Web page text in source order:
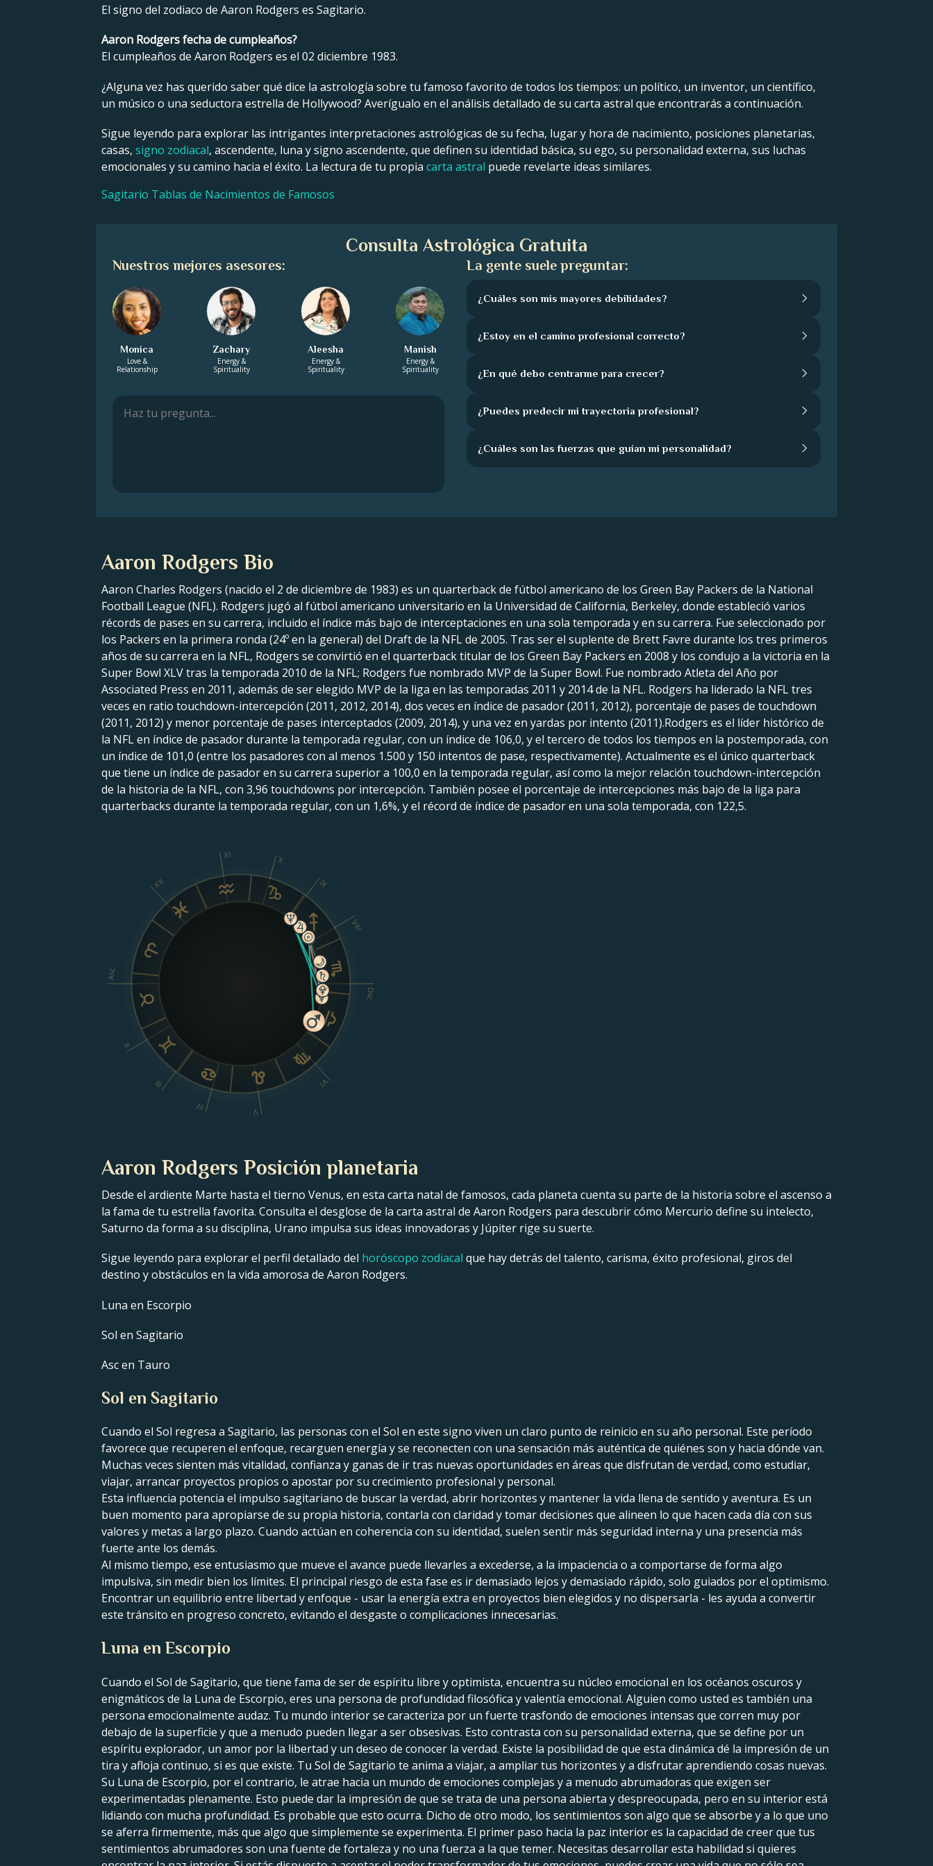
El signo del zodiaco de Aaron Rodgers es Sagitario.
Aaron Rodgers fecha de cumpleaños?
El cumpleaños de Aaron Rodgers es el 02 diciembre 1983.
¿Alguna vez has querido saber qué dice la astrología sobre tu famoso favorito de todos los tiempos: un político, un inventor, un científico,
un músico o una seductora estrella de Hollywood? Averígualo en el análisis detallado de su carta astral que encontrarás a continuación.
Sigue leyendo para explorar las intrigantes interpretaciones astrológicas de su fecha, lugar y hora de nacimiento, posiciones planetarias,
casas, signo zodiacal, ascendente, luna y signo ascendente, que definen su identidad básica, su ego, su personalidad externa, sus luchas
emocionales y su camino hacia el éxito. La lectura de tu propia carta astral puede revelarte ideas similares.
Sagitario Tablas de Nacimientos de Famosos
Consulta Astrológica Gratuita
Nuestros mejores asesores:
Monica
Love &
Relationship
Zachary
Energy &
Spirituality
Aleesha
Energy &
Spirituality
Manish
Energy &
Spirituality
La gente suele preguntar:
¿Cuáles son mis mayores debilidades?
¿Estoy en el camino profesional correcto?
¿En qué debo centrarme para crecer?
¿Puedes predecir mi trayectoria profesional?
¿Cuáles son las fuerzas que guían mi personalidad?
Aaron Rodgers Bio
Aaron Charles Rodgers (nacido el 2 de diciembre de 1983) es un quarterback de fútbol americano de los Green Bay Packers de la National
Football League (NFL). Rodgers jugó al fútbol americano universitario en la Universidad de California, Berkeley, donde estableció varios
récords de pases en su carrera, incluido el índice más bajo de interceptaciones en una sola temporada y en su carrera. Fue seleccionado por
los Packers en la primera ronda (24º en la general) del Draft de la NFL de 2005. Tras ser el suplente de Brett Favre durante los tres primeros
años de su carrera en la NFL, Rodgers se convirtió en el quarterback titular de los Green Bay Packers en 2008 y los condujo a la victoria en la
Super Bowl XLV tras la temporada 2010 de la NFL; Rodgers fue nombrado MVP de la Super Bowl. Fue nombrado Atleta del Año por
Associated Press en 2011, además de ser elegido MVP de la liga en las temporadas 2011 y 2014 de la NFL. Rodgers ha liderado la NFL tres
veces en ratio touchdown-intercepción (2011, 2012, 2014), dos veces en índice de pasador (2011, 2012), porcentaje de pases de touchdown
(2011, 2012) y menor porcentaje de pases interceptados (2009, 2014), y una vez en yardas por intento (2011).Rodgers es el líder histórico de
la NFL en índice de pasador durante la temporada regular, con un índice de 106,0, y el tercero de todos los tiempos en la postemporada, con
un índice de 101,0 (entre los pasadores con al menos 1.500 y 150 intentos de pase, respectivamente). Actualmente es el único quarterback
que tiene un índice de pasador en su carrera superior a 100,0 en la temporada regular, así como la mejor relación touchdown-intercepción
de la historia de la NFL, con 3,96 touchdowns por intercepción. También posee el porcentaje de intercepciones más bajo de la liga para
quarterbacks durante la temporada regular, con un 1,6%, y el récord de índice de pasador en una sola temporada, con 122,5.
Asc
II
III
IV V
VI
Dsc
VIII
IX
X
XI
XII
Aaron Rodgers Posición planetaria
Desde el ardiente Marte hasta el tierno Venus, en esta carta natal de famosos, cada planeta cuenta su parte de la historia sobre el ascenso a
la fama de tu estrella favorita. Consulta el desglose de la carta astral de Aaron Rodgers para descubrir cómo Mercurio define su intelecto,
Saturno da forma a su disciplina, Urano impulsa sus ideas innovadoras y Júpiter rige su suerte.
Sigue leyendo para explorar el perfil detallado del horóscopo zodiacal que hay detrás del talento, carisma, éxito profesional, giros del
destino y obstáculos en la vida amorosa de Aaron Rodgers.
Luna en Escorpio
Sol en Sagitario
Asc en Tauro
Sol en Sagitario
Cuando el Sol regresa a Sagitario, las personas con el Sol en este signo viven un claro punto de reinicio en su año personal. Este período
favorece que recuperen el enfoque, recarguen energía y se reconecten con una sensación más auténtica de quiénes son y hacia dónde van.
Muchas veces sienten más vitalidad, confianza y ganas de ir tras nuevas oportunidades en áreas que disfrutan de verdad, como estudiar,
viajar, arrancar proyectos propios o apostar por su crecimiento profesional y personal.
Esta influencia potencia el impulso sagitariano de buscar la verdad, abrir horizontes y mantener la vida llena de sentido y aventura. Es un
buen momento para apropiarse de su propia historia, contarla con claridad y tomar decisiones que alineen lo que hacen cada día con sus
valores y metas a largo plazo. Cuando actúan en coherencia con su identidad, suelen sentir más seguridad interna y una presencia más
fuerte ante los demás.
Al mismo tiempo, ese entusiasmo que mueve el avance puede llevarles a excederse, a la impaciencia o a comportarse de forma algo
impulsiva, sin medir bien los límites. El principal riesgo de esta fase es ir demasiado lejos y demasiado rápido, solo guiados por el optimismo.
Encontrar un equilibrio entre libertad y enfoque - usar la energía extra en proyectos bien elegidos y no dispersarla - les ayuda a convertir
este tránsito en progreso concreto, evitando el desgaste o complicaciones innecesarias.
Luna en Escorpio
Cuando el Sol de Sagitario, que tiene fama de ser de espíritu libre y optimista, encuentra su núcleo emocional en los océanos oscuros y
enigmáticos de la Luna de Escorpio, eres una persona de profundidad filosófica y valentía emocional. Alguien como usted es también una
persona emocionalmente audaz. Tu mundo interior se caracteriza por un fuerte trasfondo de emociones intensas que corren muy por
debajo de la superficie y que a menudo pueden llegar a ser obsesivas. Esto contrasta con su personalidad externa, que se define por un
espíritu explorador, un amor por la libertad y un deseo de conocer la verdad. Existe la posibilidad de que esta dinámica dé la impresión de un
tira y afloja continuo, si es que existe. Tu Sol de Sagitario te anima a viajar, a ampliar tus horizontes y a disfrutar aprendiendo cosas nuevas.
Su Luna de Escorpio, por el contrario, le atrae hacia un mundo de emociones complejas y a menudo abrumadoras que exigen ser
experimentadas plenamente. Esto puede dar la impresión de que se trata de una persona abierta y despreocupada, pero en su interior está
lidiando con mucha profundidad. Es probable que esto ocurra. Dicho de otro modo, los sentimientos son algo que se absorbe y a lo que uno
se aferra firmemente, más que algo que simplemente se experimenta. El primer paso hacia la paz interior es la capacidad de creer que tus
sentimientos abrumadores son una fuente de fortaleza y no una fuerza a la que temer. Necesitas desarrollar esta habilidad si quieres